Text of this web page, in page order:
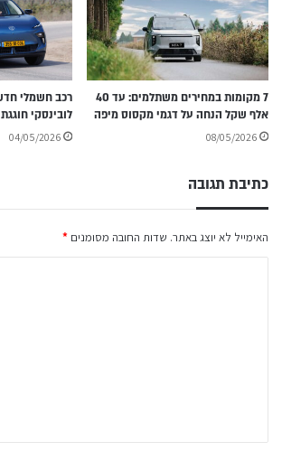
7 מקומות במחירים משתלמים: עד 40
אלף שקל הנחה על דגמי מקסוס מיפה
08/05/2026
לובינסקי חוגגת 90 שנים עם הטבות
04/05/2026
כתיבת תגובה
האימייל לא יוצג באתר. שדות החובה מסומנים *